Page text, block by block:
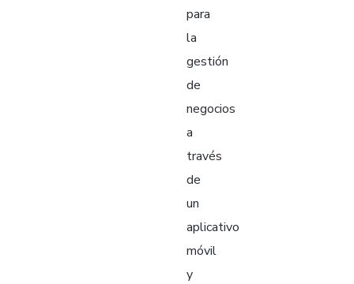
para
la
gestión
de
negocios
a
través
de
un
aplicativo
móvil
y